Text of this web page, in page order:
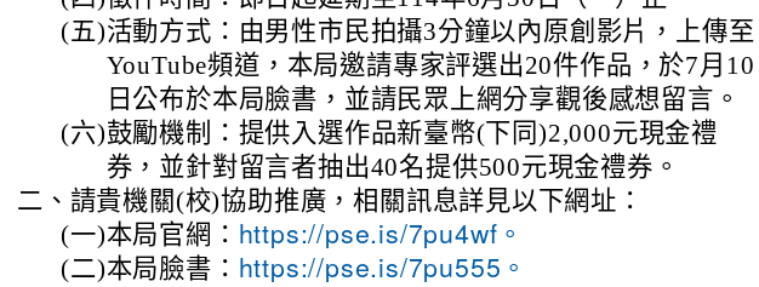
(五)活動方式：由男性市民拍攝3分鐘以內原創影片，上傳至
YouTube頻道，本局邀請專家評選出20件作品，於7月10
日公布於本局臉書，並請民眾上網分享觀後感想留言。
(六)鼓勵機制：提供入選作品新臺幣(下同)2,000元現金禮
券，並針對留言者抽出40名提供500元現金禮券。
二、 請貴機關(校)協助推廣，相關訊息詳見以下網址：
(一)本局官網： https://pse.is/7pu4wf。
(二)本局臉書： https://pse.is/7pu555。